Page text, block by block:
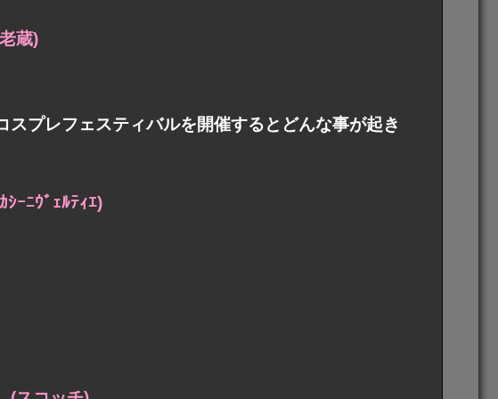
蔵)
プレフェスティバルを開催するとどんな事が起き
ｰﾆｳﾞｪﾙﾃｨｴ)